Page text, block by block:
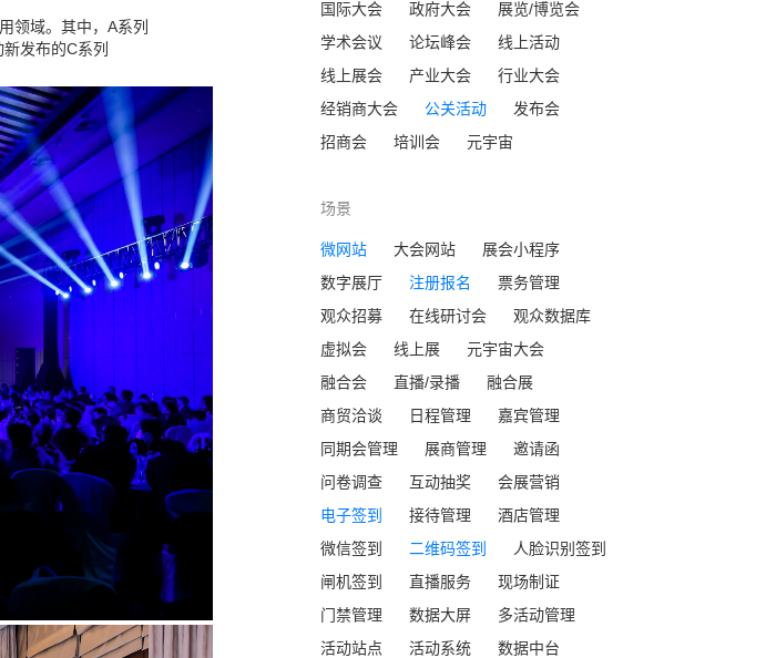
领域。其中，A系列
发布的C系列
国际大会 政府大会
展览/博览会
学术会议
论坛峰会
线上活动
线上展会
产业大会
行业大会
经销商大会
公关活动
发布会
招商会
培训会 元宇宙
场景
微网站 大会网站
展会小程序
数字展厅
注册报名
票务管理
观众招募
在线研讨会
观众数据库
虚拟会
线上展
元宇宙大会
融合会
直播/录播
融合展
商贸洽谈
日程管理
嘉宾管理
同期会管理
展商管理
邀请函
问卷调查
互动抽奖
会展营销
电子签到
接待管理
酒店管理
微信签到
二维码签到
人脸识别签到
闸机签到
直播服务
现场制证
门禁管理
数据大屏
多活动管理
活动站点
活动系统 数据中台